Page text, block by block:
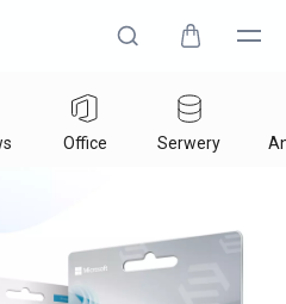
Office Serwery